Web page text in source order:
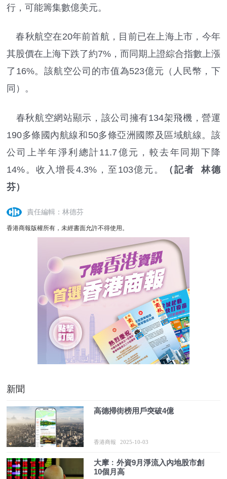
行，可能籌集數億美元。
春秋航空在20年前首航，目前已在上海上市，今年
其股價在上海下跌了約7%，而同期上證綜合指數上漲
了16%。該航空公司的市值為523億元（人民幣，下
同）。
春秋航空網站顯示，該公司擁有134架飛機，營運
190多條國內航線和50多條亞洲國際及區域航線。該
公司上半年淨利總計11.7億元，較去年同期下降
14%。收入增長4.3%，至103億元。
（記者 林德
芬）
責任編輯：林德芬
香港商報版權所有，未經書面允許不得使用。
新聞
高德掃街榜用戶突破4億
香港商報 2025-10-03
大摩﹕外資9月淨流入內地股市創
10個月高